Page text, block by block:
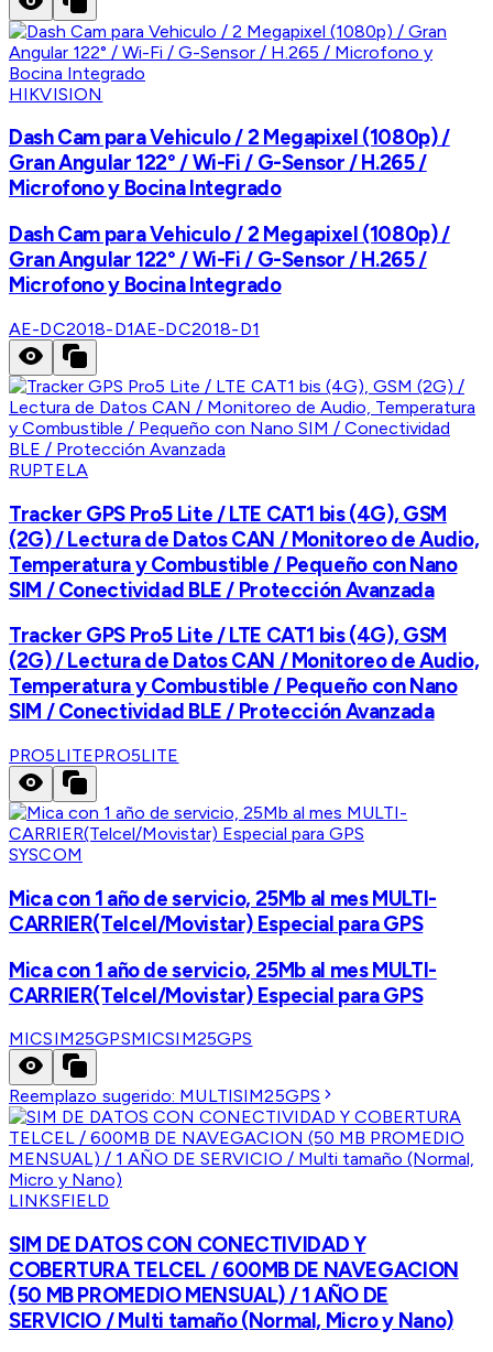
HIKVISION
Dash Cam para Vehiculo / 2 Megapixel (1080p) /
Gran Angular 122° / Wi-Fi / G-Sensor / H.265 /
Microfono y Bocina Integrado
Dash Cam para Vehiculo / 2 Megapixel (1080p) /
Gran Angular 122° / Wi-Fi / G-Sensor / H.265 /
Microfono y Bocina Integrado
AE-DC2018-D1AE-DC2018-D1
RUPTELA
Tracker GPS Pro5 Lite / LTE CAT1 bis (4G), GSM
(2G) / Lectura de Datos CAN / Monitoreo de Audio,
Temperatura y Combustible / Pequeño con Nano
SIM / Conectividad BLE / Protección Avanzada
Tracker GPS Pro5 Lite / LTE CAT1 bis (4G), GSM
(2G) / Lectura de Datos CAN / Monitoreo de Audio,
Temperatura y Combustible / Pequeño con Nano
SIM / Conectividad BLE / Protección Avanzada
PRO5LITEPRO5LITE
SYSCOM
Mica con 1 año de servicio, 25Mb al mes MULTI-
CARRIER(Telcel/Movistar) Especial para GPS
Mica con 1 año de servicio, 25Mb al mes MULTI-
CARRIER(Telcel/Movistar) Especial para GPS
MICSIM25GPSMICSIM25GPS
Reemplazo sugerido: MULTISIM25GPS
LINKSFIELD
SIM DE DATOS CON CONECTIVIDAD Y
COBERTURA TELCEL / 600MB DE NAVEGACION
(50 MB PROMEDIO MENSUAL) / 1 AÑO DE
SERVICIO / Multi tamaño (Normal, Micro y Nano)